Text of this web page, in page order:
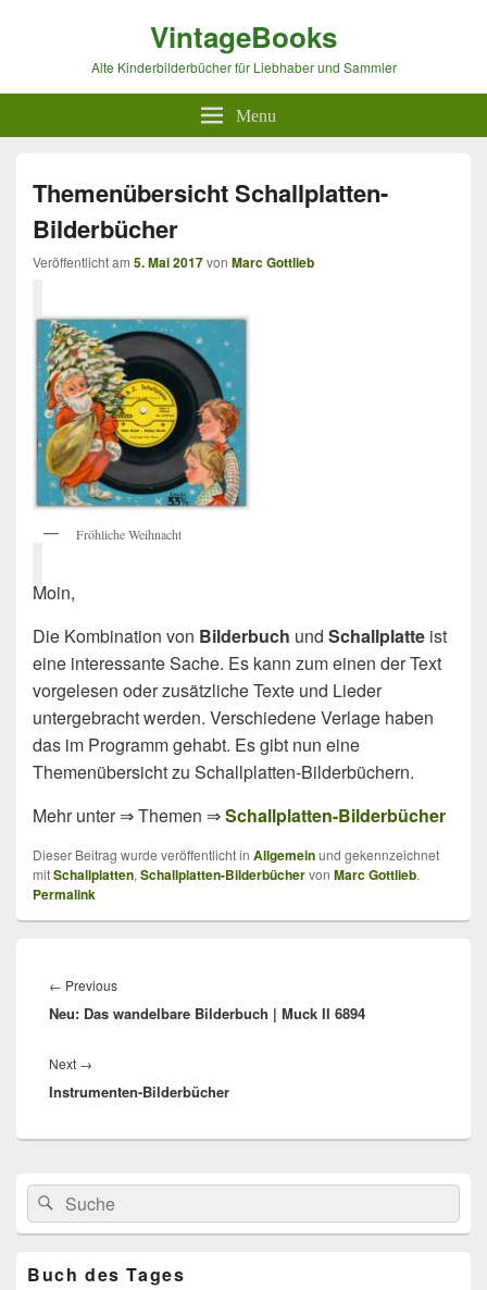
VintageBooks
Alte Kinderbilderbücher für Liebhaber und Sammler
Menu
Themenübersicht Schallplatten-
Bilderbücher
Veröffentlicht am 5. Mai 2017von Marc Gottlieb
Fröhliche Weihnacht
Moin,
Die Kombination von Bilderbuch und Schallplatte ist
eine interessante Sache. Es kann zum einen der Text
vorgelesen oder zusätzliche Texte und Lieder
untergebracht werden. Verschiedene Verlage haben
das im Programm gehabt. Es gibt nun eine
Themenübersicht zu Schallplatten-Bilderbüchern.
Mehr unter ⇒ Themen ⇒Schallplatten-Bilderbücher
Dieser Beitrag wurde veröffentlicht in Allgemeinund gekennzeichnet
mitSchallplatten, Schallplatten-Bilderbüchervon Marc Gottlieb.
Permalink
← PreviousPrevious
post:
Neu: Das wandelbare Bilderbuch | Muck II 6894
Next →
post:
Instrumenten-Bilderbücher
Primärer
Seitenleisten
Widget-
Bereich
Search
for:
Suche
Buch des Tages